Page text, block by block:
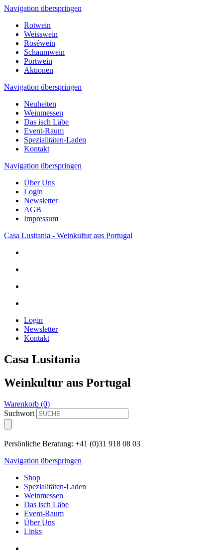
Navigation überspringen
Rotwein
Weisswein
Roséwein
Schaumwein
Portwein
Aktionen
Navigation überspringen
Neuheiten
Weinmessen
Das isch Läbe
Event-Raum
Spezialitäten-Laden
Kontakt
Navigation überspringen
Über Uns
Login
Newsletter
AGB
Impressum
Casa Lusitania - Weinkultur aus Portugal
Login
Newsletter
Kontakt
Casa Lusitania
Weinkultur aus Portugal
Warenkorb (0)
Suchwort
Persönliche Beratung: +41 (0)31 918 08 03
Navigation überspringen
Shop
Spezialitäten-Laden
Weinmessen
Das isch Läbe
Event-Raum
Über Uns
Links